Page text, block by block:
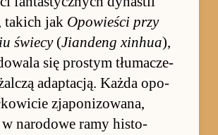
jak Opo­wie­ści przy
świecy(Jian­deng xin­hua),
się pro­stym tłuma­cze­
ad­ap­tacją. Każda opo­
zja­po­nizowana,
w na­ro­dowe ramy hi­sto­